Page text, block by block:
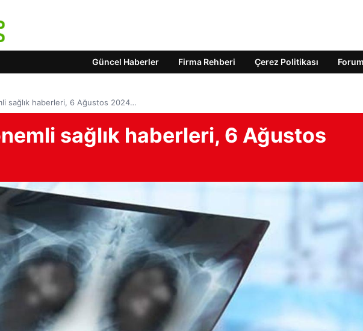
Güncel Haberler Firma Rehberi Çerez Politikası Forum
sağlık haberleri, 6 Ağustos 2024…
sağlık haberleri, 6 Ağustos